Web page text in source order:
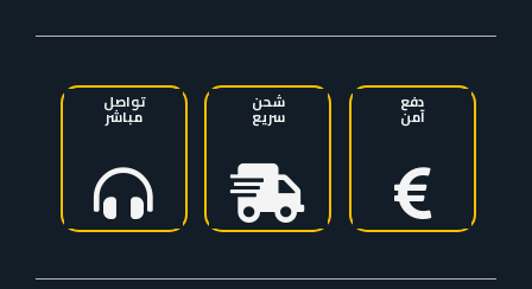
دفع
آمن
شحن
سريع
تواصل
مباشر